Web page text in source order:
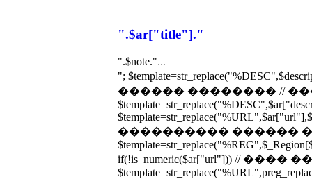
".$ar["title"]."
".$note."...
";
������ �������� //
���������� ������
if(!is_numeric($ar["url"])) //